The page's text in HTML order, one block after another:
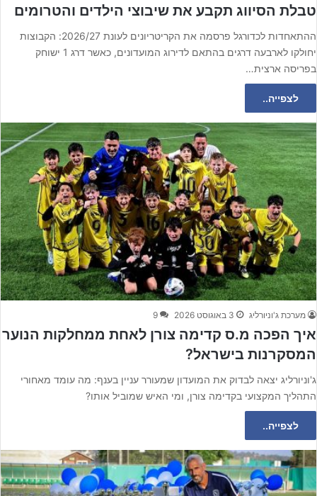
טבלת הסיווג תקבע את שיבוצי הילדים והטרומים
ההתאחדות לכדורגל פרסמה את הקריטריונים לעונת 2026/27: הקבוצות
יחולקו לארבעה דרגים בהתאם לדירוג המועדונים, כאשר דרג 1 ישוחק
בפריסה ארצית…
לצפייה..
מערכת ג'וניורליג 3 באוגוסט 2026 9
איך הפכה מ.ס קדימה צורן לאחת ממחלקות הנוער
המסקרנות בישראל?
ג'וניורליג יצאה לבדוק את המועדון שמעורר עניין בענף: מה עומד מאחורי
התהליך המקצועי בקדימה צורן, ומי האיש שמוביל אותו?
לצפייה..